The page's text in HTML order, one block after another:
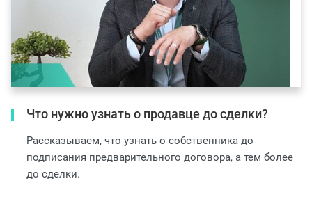
Что нужно узнать о продавце до сделки?
Рассказываем, что узнать о собственника до
подписания предварительного договора, а тем более
до сделки.